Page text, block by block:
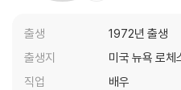
출생
1972년 출생
출생지
미국 뉴욕 로체
직업
배우